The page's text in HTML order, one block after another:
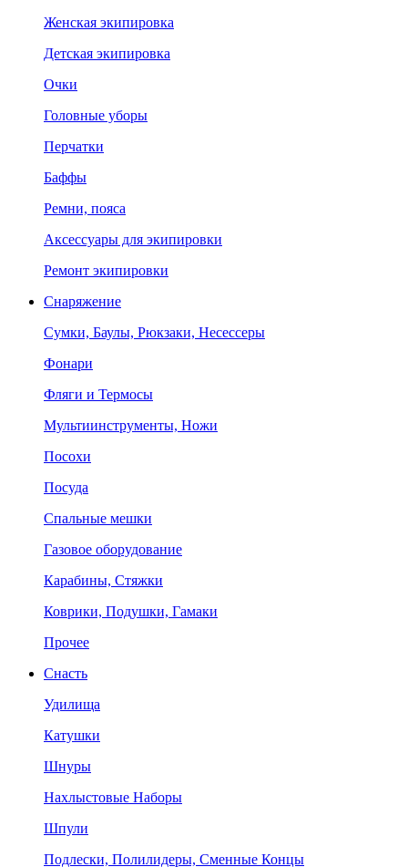
Женская экипировка
Детская экипировка
Очки
Головные уборы
Перчатки
Баффы
Ремни, пояса
Аксессуары для экипировки
Ремонт экипировки
Снаряжение
Сумки, Баулы, Рюкзаки, Несессеры
Фонари
Фляги и Термосы
Мультиинструменты, Ножи
Посохи
Посуда
Спальные мешки
Газовое оборудование
Карабины, Стяжки
Коврики, Подушки, Гамаки
Прочее
Снасть
Удилища
Катушки
Шнуры
Нахлыстовые Наборы
Шпули
Подлески, Полилидеры, Сменные Концы